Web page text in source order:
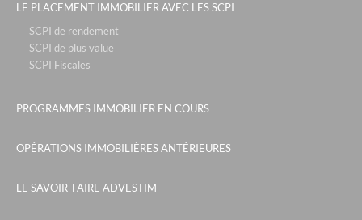
LE PLACEMENT IMMOBILIER AVEC LES SCPI
SCPI de rendement
SCPI de plus value
SCPI Fiscales
PROGRAMMES IMMOBILIER EN COURS
OPÉRATIONS IMMOBILIÈRES ANTÉRIEURES
LE SAVOIR-FAIRE ADVESTIM